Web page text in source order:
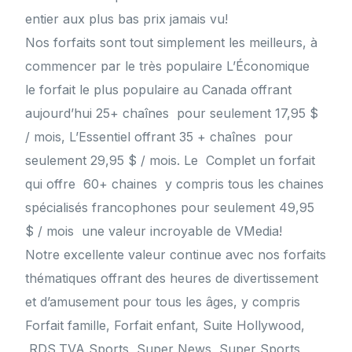
entier aux plus bas prix jamais vu!
Nos forfaits sont tout simplement les meilleurs, à
commencer par le très populaire L’Économique
le forfait le plus populaire au Canada offrant
aujourd’hui 25+ chaînes pour seulement 17,95 $
/ mois, L’Essentiel offrant 35 + chaînes pour
seulement 29,95 $ / mois. Le Complet un forfait
qui offre 60+ chaines y compris tous les chaines
spécialisés francophones pour seulement 49,95
$ / mois une valeur incroyable de VMedia!
Notre excellente valeur continue avec nos forfaits
thématiques offrant des heures de divertissement
et d’amusement pour tous les âges, y compris
Forfait famille, Forfait enfant, Suite Hollywood,